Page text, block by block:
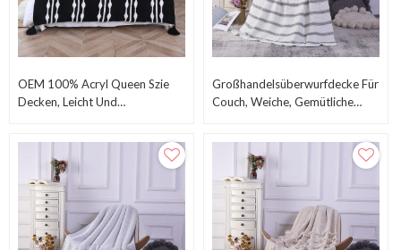
OEM 100% Acryl Queen Szie
Decken, Leicht Und
Großhandelsüberwurfdecke Für
Couch, Weiche, Gemütliche